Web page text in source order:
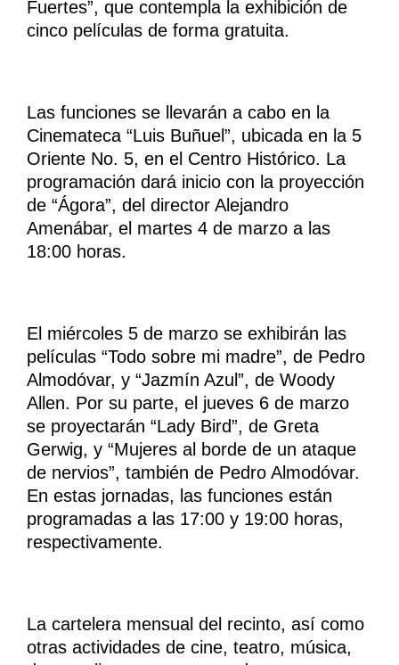
Fuertes”, que contempla la exhibición de
cinco películas de forma gratuita.
Las funciones se llevarán a cabo en la
Cinemateca “Luis Buñuel”, ubicada en la 5
Oriente No. 5, en el Centro Histórico. La
programación dará inicio con la proyección
de “Ágora”, del director Alejandro
Amenábar, el martes 4 de marzo a las
18:00 horas.
El miércoles 5 de marzo se exhibirán las
películas “Todo sobre mi madre”, de Pedro
Almodóvar, y “Jazmín Azul”, de Woody
Allen. Por su parte, el jueves 6 de marzo
se proyectarán “Lady Bird”, de Greta
Gerwig, y “Mujeres al borde de un ataque
de nervios”, también de Pedro Almodóvar.
En estas jornadas, las funciones están
programadas a las 17:00 y 19:00 horas,
respectivamente.
La cartelera mensual del recinto, así como
otras actividades de cine, teatro, música,